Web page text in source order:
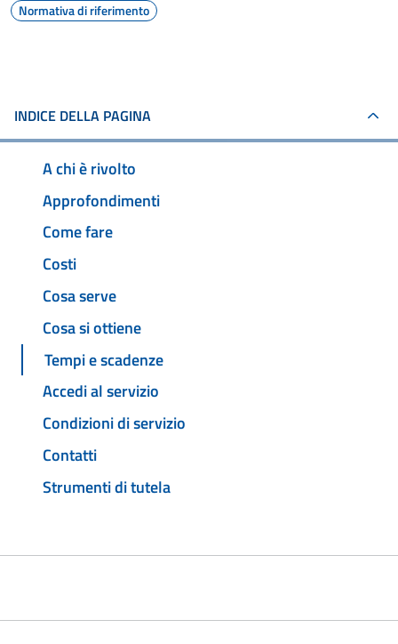
Normativa di riferimento
INDICE DELLA PAGINA
A chi è rivolto
Approfondimenti
Come fare
Costi
Cosa serve
Cosa si ottiene
Tempi e scadenze
Accedi al servizio
Condizioni di servizio
Contatti
Strumenti di tutela